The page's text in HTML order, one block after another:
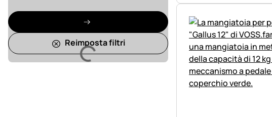
Caricamento
Reimposta filtri